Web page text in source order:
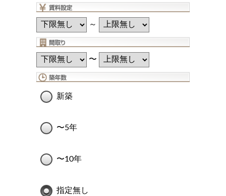
～
〜
新築
〜5年
〜10年
指定無し